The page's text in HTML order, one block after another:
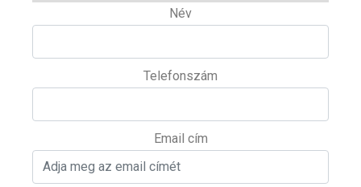
Név
Telefonszám
Email cím